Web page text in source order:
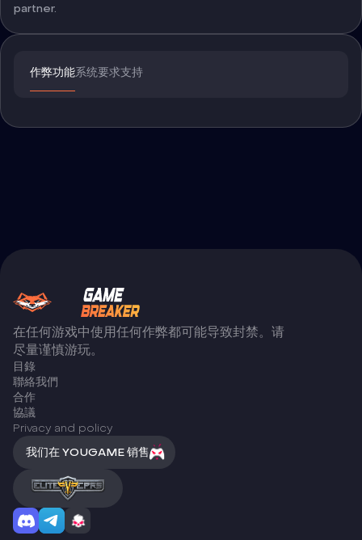
partner.
作弊功能系统要求支持
在任何游戏中使用任何作弊都可能导致封禁。请
尽量谨慎游玩。
目錄
聯絡我們
合作
協議
Privacy and policy
我们在 YOUGAME 销售